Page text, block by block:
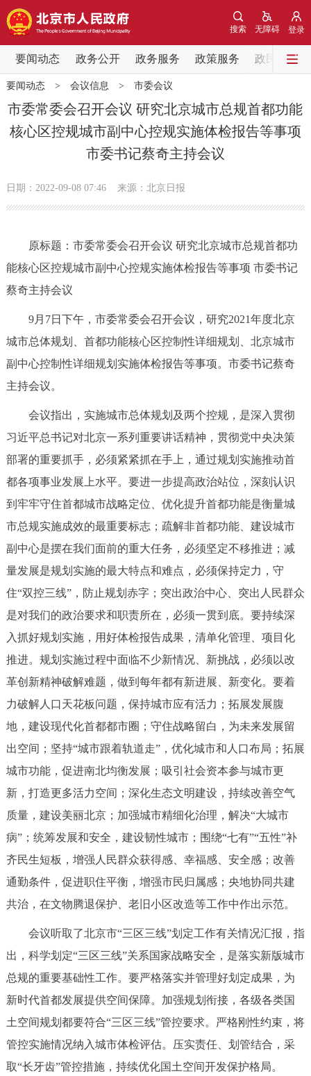
登录
无障碍
搜索
要闻动态 政务公开 政务服务 政策服务 政民互动
要闻动态
党中央精神 国务院信息
北京要闻 会议信息 部门动态
政务公开
市领导 机构职能 政策服务
政策兑现
专题公开
政务服务
便民服务 利企服务 投资项目
中介服务 阳光政务
12345网上接诉即办 我要咨询 我要建议
参与调查 在线访谈 图说互动
北京概况 十六区概览 人文北京
绿色北京 图说北京 视频北京
多语种
ENGLISH 한국어 日本語
DEUTSCH FRANÇAIS РУССКИЙ ЯЗЫК
ESPAÑOL العربية PORTUGUÊS
ITALIANO
回到顶部
要闻动态> 会议信息 > 市委会议
市委常委会召开会议 研究北京城市总规首都功能
核心区控规城市副中心控规实施体检报告等事项
市委书记蔡奇主持会议
日期：2022-09-08 07:46 来源：北京日报
原标题：市委常委会召开会议 研究北京城市总规首都功
能核心区控规城市副中心控规实施体检报告等事项 市委书记
蔡奇主持会议
9月7日下午，市委常委会召开会议，研究2021年度北京
城市总体规划、首都功能核心区控制性详细规划、北京城市
副中心控制性详细规划实施体检报告等事项。市委书记蔡奇
主持会议。
会议指出，实施城市总体规划及两个控规，是深入贯彻
习近平总书记对北京一系列重要讲话精神，贯彻党中央决策
部署的重要抓手，必须紧紧抓在手上，通过规划实施推动首
都各项事业发展上水平。要进一步提高政治站位，深刻认识
到牢牢守住首都城市战略定位、优化提升首都功能是衡量城
市总规实施成效的最重要标志；疏解非首都功能、建设城市
副中心是摆在我们面前的重大任务，必须坚定不移推进；减
量发展是规划实施的最大特点和难点，必须保持定力，守
住“双控三线”，防止规划赤字；突出政治中心、突出人民群众
是对我们的政治要求和职责所在，必须一贯到底。要持续深
入抓好规划实施，用好体检报告成果，清单化管理、项目化
推进。规划实施过程中面临不少新情况、新挑战，必须以改
革创新精神破解难题，做到每年都有新进展、新变化。要着
力破解人口天花板问题，保持城市应有活力；拓展发展腹
地，建设现代化首都都市圈；守住战略留白，为未来发展留
出空间；坚持“城市跟着轨道走”，优化城市和人口布局；拓展
城市功能，促进南北均衡发展；吸引社会资本参与城市更
新，打造更多活力空间；深化生态文明建设，持续改善空气
质量，建设美丽北京；加强城市精细化治理，解决“大城市
病”；统筹发展和安全，建设韧性城市；围绕“七有”“五性”补
齐民生短板，增强人民群众获得感、幸福感、安全感；改善
通勤条件，促进职住平衡，增强市民归属感；央地协同共建
共治，在文物腾退保护、老旧小区改造等工作中作出示范。
会议听取了北京市“三区三线”划定工作有关情况汇报，指
出，科学划定“三区三线”关系国家战略安全，是落实新版城市
总规的重要基础性工作。要严格落实并管理好划定成果，为
新时代首都发展提供空间保障。加强规划衔接，各级各类国
土空间规划都要符合“三区三线”管控要求。严格刚性约束，将
管控实施情况纳入城市体检评估。压实责任、划管结合，采
取“长牙齿”管控措施，持续优化国土空间开发保护格局。